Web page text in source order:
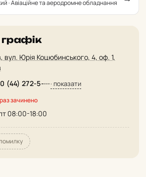
· Авіаційне та аеродромне обладнання
графік
вул. Юрія Коцюбинського, 4, оф. 1,
(44) 272-5-···· показати
зачинено
08:00-18:00